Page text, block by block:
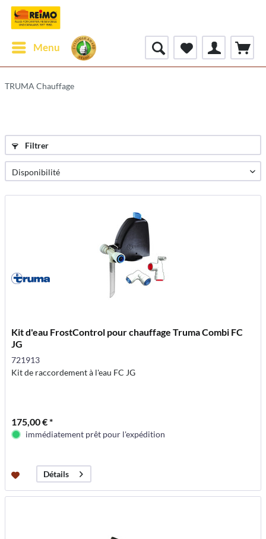
Menu
TRUMA Chauffage
Filtrer
Kit d'eau FrostControl pour chauffage Truma Combi FC
JG
721913
Kit de raccordement à l'eau FC JG
175,00 € *
immédiatement prêt pour l'expédition
Détails